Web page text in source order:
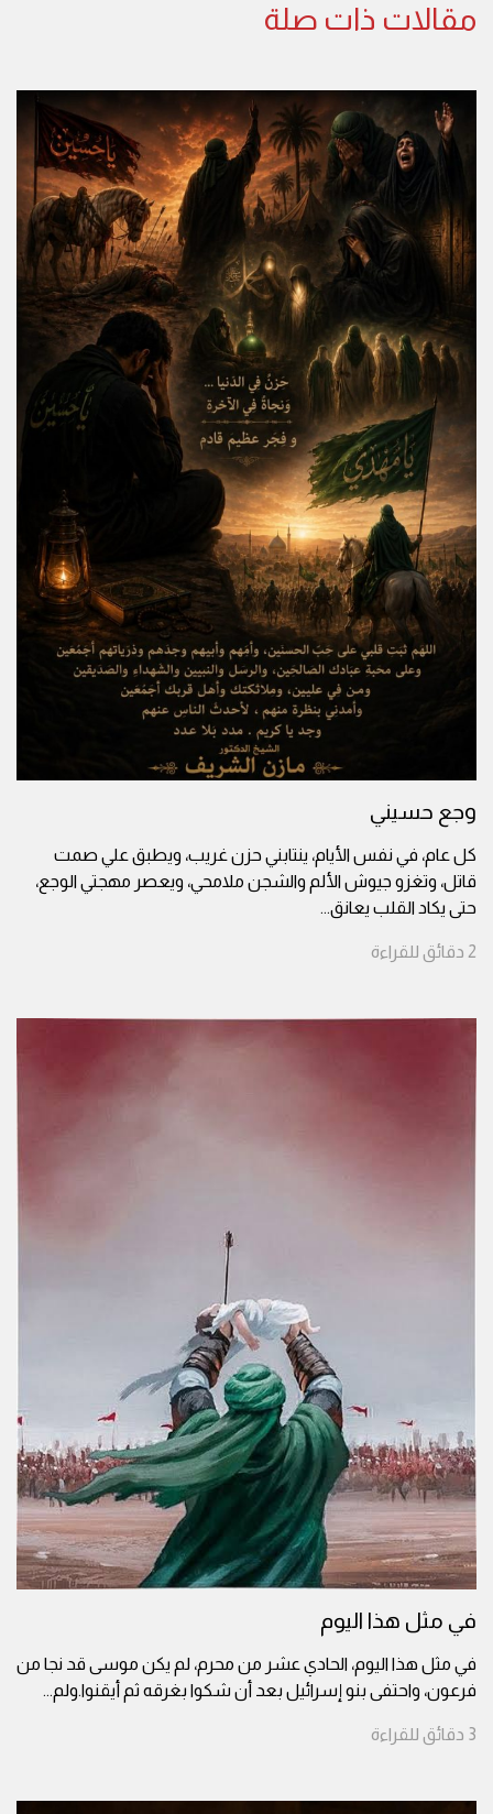
مقالات ذات صلة
وجع حسيني
كل عام، في نفس الأيام، ينتابني حزن غريب، ويطبق علي صمت
قاتل، وتغزو جيوش الألم والشجن ملامحي، ويعصر مهجتي الوجع،
حتى يكاد القلب يعانق...
2 دقائق للقراءة
في مثل هذا اليوم
في مثل هذا اليوم، الحادي عشر من محرم، لم يكن موسى قد نجا من
فرعون، واحتفى بنو إسرائيل بعد أن شكوا بغرقه ثم أيقنوا.ولم...
3 دقائق للقراءة